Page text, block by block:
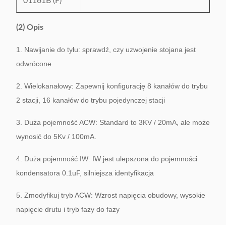
(2) Opis
1. Nawijanie do tyłu: sprawdź, czy uzwojenie stojana jest
odwrócone
2. Wielokanałowy: Zapewnij konfigurację 8 kanałów do trybu
2 stacji, 16 kanałów do trybu pojedynczej stacji
3. Duża pojemność ACW: Standard to 3KV / 20mA, ale może
wynosić do 5Kv / 100mA.
4. Duża pojemność IW: IW jest ulepszona do pojemności
kondensatora 0.1uF, silniejsza identyfikacja
5. Zmodyfikuj tryb ACW: Wzrost napięcia obudowy, wysokie
napięcie drutu i tryb fazy do fazy